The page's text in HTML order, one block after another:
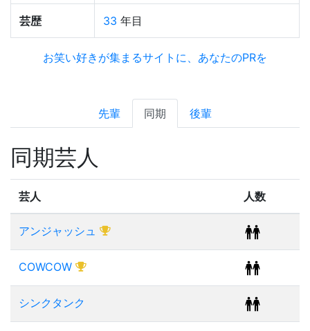
芸歴 33 年目
お笑い好きが集まるサイトに、あなたのPRを
先輩 同期 後輩
同期芸人
芸人 人数
アンジャッシュ
COWCOW
シンクタンク